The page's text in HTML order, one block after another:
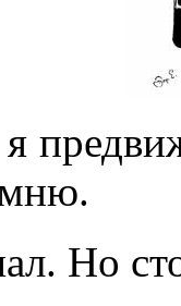
я
Но